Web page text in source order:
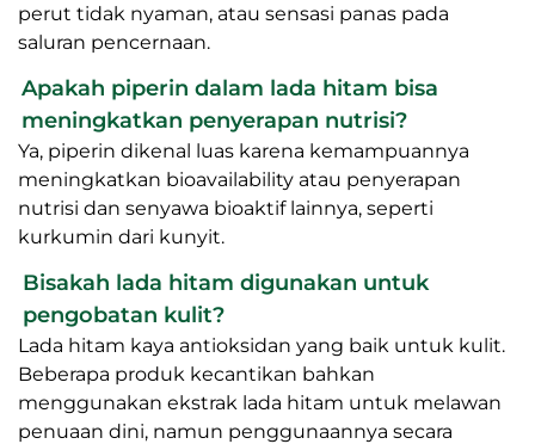
perut tidak nyaman, atau sensasi panas pada
saluran pencernaan.
Apakah piperin dalam lada hitam bisa
meningkatkan penyerapan nutrisi?
Ya, piperin dikenal luas karena kemampuannya
meningkatkan bioavailability atau penyerapan
nutrisi dan senyawa bioaktif lainnya, seperti
kurkumin dari kunyit.
Bisakah lada hitam digunakan untuk
pengobatan kulit?
Lada hitam kaya antioksidan yang baik untuk kulit.
Beberapa produk kecantikan bahkan
menggunakan ekstrak lada hitam untuk melawan
penuaan dini, namun penggunaannya secara